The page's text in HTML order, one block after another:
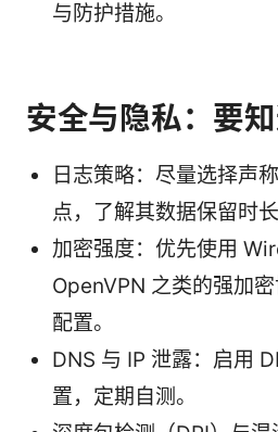
与防护措施。
安全与隐私：要
日志策略：尽量选择声
点，了解其数据保留时长
加密强度：优先使用
OpenVPN 之类的强加
配置。
DNS 与 IP 泄露：启用
置，定期自测。